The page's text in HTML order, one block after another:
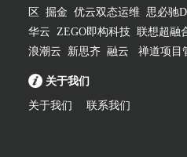
区
掘金 优云双态运维 思必驰
华云 ZEGO即构科技 联想超融
浪潮云
新思齐 融云 禅道项目
关于我们
关于我们 联系我们